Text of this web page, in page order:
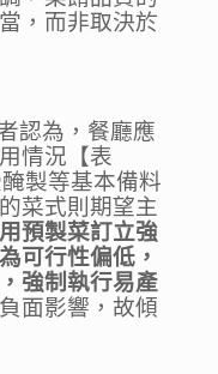
，而非取決於
認為，餐廳應
情況【表
製等基本備料
菜式則期望主
預製菜訂立強
可行性偏低，
強制執行易產
面影響，故傾